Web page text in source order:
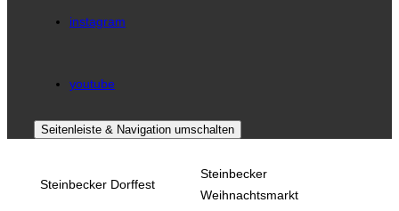
instagram
youtube
Seitenleiste & Navigation umschalten
Steinbecker Dorffest
Steinbecker
Weihnachtsmarkt